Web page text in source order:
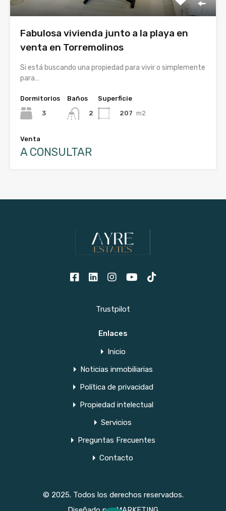
Fabulosa vivienda junto a la playa en
venta en Torremolinos
Si está buscando una propiedad para vivir o simplemente
para…
Dormitorios
3
Baños
2
Superficie
207 m2
Venta
A CONSULTAR
Trustpilot
Enlaces
Inicio
Noticias inmobiliarias
Política de privacidad
Propiedad intelectual
Servicios
Preguntas Frecuentes
Contacto
© 2025. Todos los derechos reservados.